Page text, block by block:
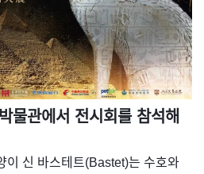
물관에서 전시회를 참석해
이 신 바스테트(Bastet)는 수호와